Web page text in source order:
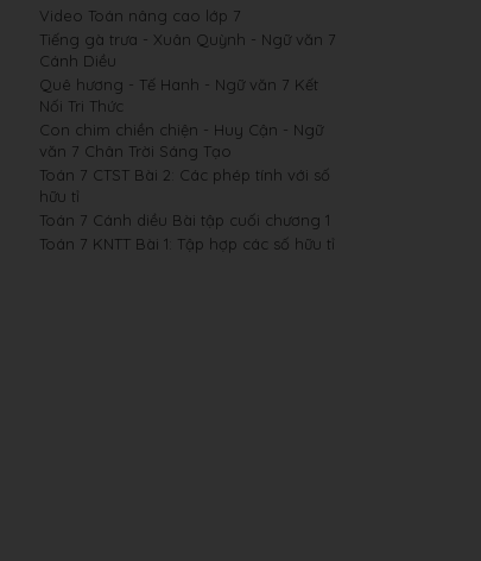
Video Toán nâng cao lớp 7
Tiếng gà trưa - Xuân Quỳnh - Ngữ văn 7
Cánh Diều
Quê hương - Tế Hanh - Ngữ văn 7 Kết
Nối Tri Thức
Con chim chiền chiện - Huy Cận - Ngữ
văn 7 Chân Trời Sáng Tạo
Toán 7 CTST Bài 2: Các phép tính với số
hữu tỉ
Toán 7 Cánh diều Bài tập cuối chương 1
Toán 7 KNTT Bài 1: Tập hợp các số hữu tỉ